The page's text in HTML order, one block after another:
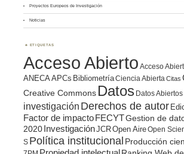
Proyectos Europeos de Investigación
Noticias
ETIQUETAS
Acceso Abierto Acceso
ANECA APCs BibliometríaCiencia Abierta Citas
Creative Commons Datos Datos Abiertos
investigación Derechos de autor
Factor de impacto FECYTGestion de
2020 InvestigaciónJCROpen AireOpen
S Política institucional Producción